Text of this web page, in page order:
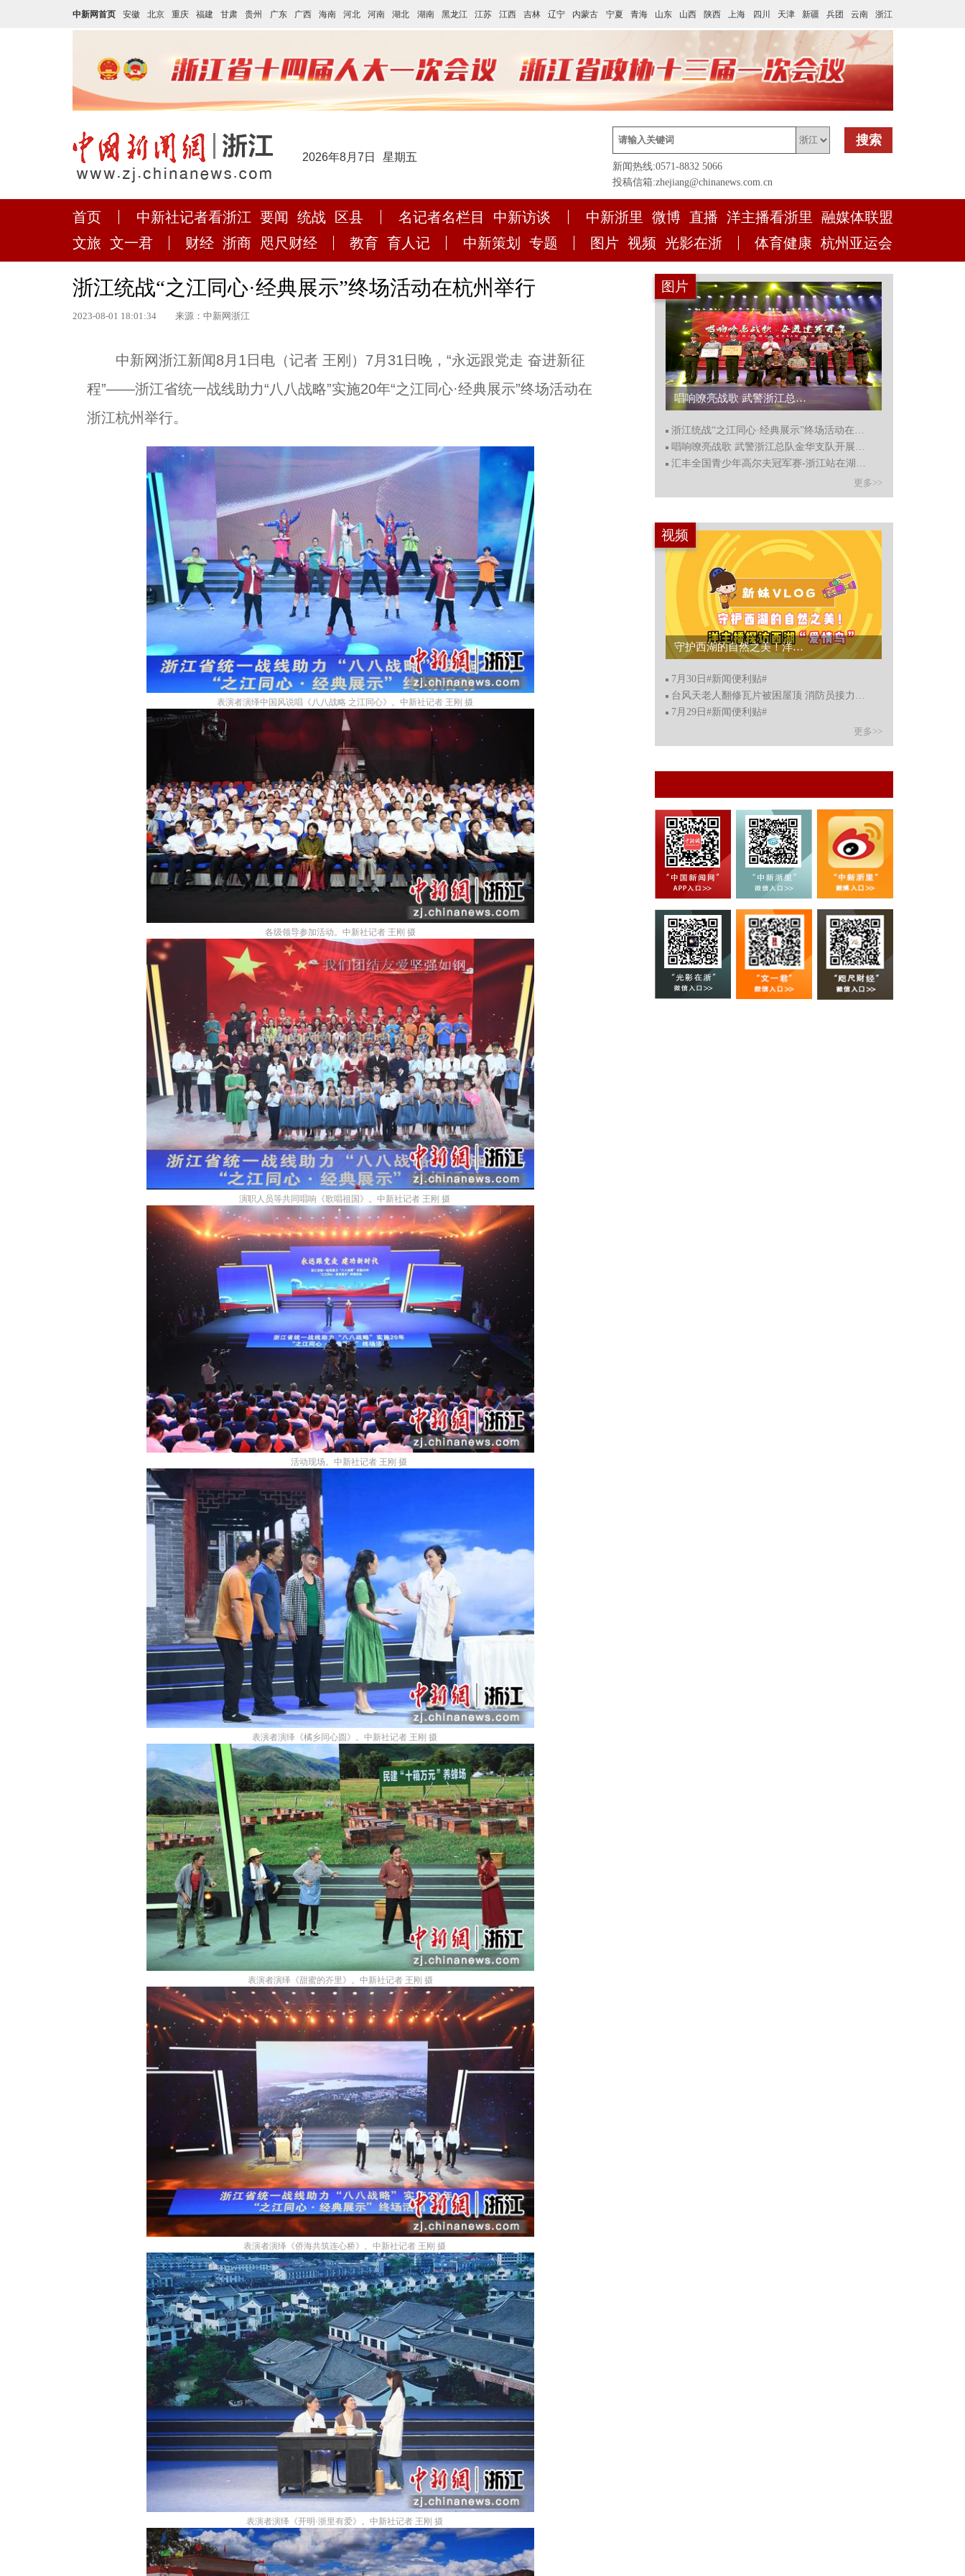
中新网首页 安徽 北京 重庆 福建 甘肃 贵州 广东 广西 海南 河北 河南 湖北 湖南 黑龙江 江苏 江西 吉林 辽宁 内蒙古 宁夏 青海 山东 山西 陕西 上海 四川 天津 新疆 兵团 云南 浙江
2026年8月7日 星期五
搜索
新闻热线:0571-8832 5066
投稿信箱:zhejiang@chinanews.com.cn
首页 中新社记者看浙江 要闻 统战 区县 名记者名栏目 中新访谈 中新浙里 微博 直播 洋主播看浙里
融媒体联盟
文旅 文一君 财经 浙商 咫尺财经 教育 育人记 中新策划 专题 图片 视频 光影在浙 体育健康 杭州亚运会
浙江统战“之江同心·经典展示”终场活动在杭州举行
2023-08-01 18:01:34 来源：中新网浙江
中新网浙江新闻8月1日电（记者 王刚）7月31日晚，“永远跟党走 奋进新征
程”——浙江省统一战线助力“八八战略”实施20年“之江同心·经典展示”终场活动在
浙江杭州举行。
表演者演绎中国风说唱《八八战略 之江同心》。中新社记者 王刚 摄
各级领导参加活动。中新社记者 王刚 摄
演职人员等共同唱响《歌唱祖国》。中新社记者 王刚 摄
活动现场。中新社记者 王刚 摄
表演者演绎《橘乡同心圆》。中新社记者 王刚 摄
表演者演绎《甜蜜的岕里》。中新社记者 王刚 摄
表演者演绎《侨海共筑连心桥》。中新社记者 王刚 摄
表演者演绎《开明·浙里有爱》。中新社记者 王刚 摄
图片
浙江统战“之江同心·经典展示”终场活动在杭州举行...
浙江统战“之江同心·经典展示”终场活动在杭州举行
唱响嘹亮战歌 武警浙江总队金华支队开展主题歌咏比赛
汇丰全国青少年高尔夫冠军赛-浙江站在湖州德清开赛
更多>>
视频
新妹vlog：迎亚运“益”起学英语...
7月30日#新闻便利贴#
台风天老人翻修瓦片被困屋顶 消防员接力救援
7月29日#新闻便利贴#
更多>>